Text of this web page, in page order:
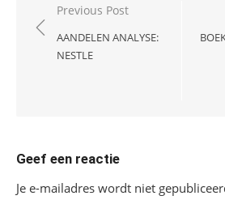
Bericht
navigatie
Previous Post
AANDELEN ANALYSE:
NESTLE
Geef een reactie
Je e-mailadres wordt niet